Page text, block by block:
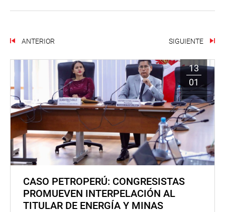
ANTERIOR SIGUIENTE
13
01
CASO PETROPERÚ: CONGRESISTAS
PROMUEVEN INTERPELACIÓN AL
TITULAR DE ENERGÍA Y MINAS